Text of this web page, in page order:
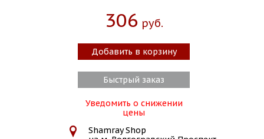
306 Руб.
Добавить в корзину
Быстрый заказ
Уведомить о снижении
цены
Shamray Shop